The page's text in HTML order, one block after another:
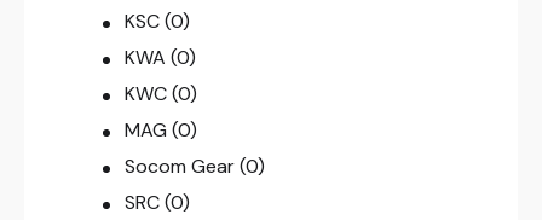
KSC (0)
KWA (0)
KWC (0)
MAG (0)
Socom Gear (0)
SRC (0)